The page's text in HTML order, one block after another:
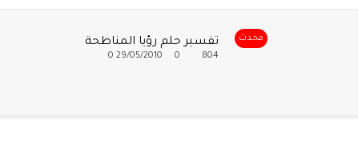
محدث تفسير حلم رؤيا المناطحة
804
29/05/2010
0